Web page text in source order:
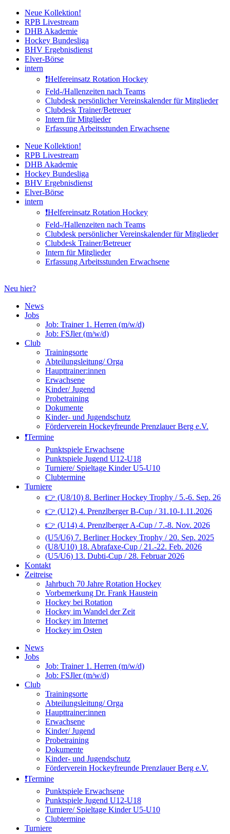
Zum
Inhalt
springen
Neue Kollektion!
RPB Livestream
DHB Akademie
Hockey Bundesliga
BHV Ergebnisdienst
Elver-Börse
intern
❗️Helfereinsatz Rotation Hockey
Feld-/Hallenzeiten nach Teams
Clubdesk persönlicher Vereinskalender für Mitglieder
Clubdesk Trainer/Betreuer
Intern für Mitglieder
Erfassung Arbeitsstunden Erwachsene
Neue Kollektion!
RPB Livestream
DHB Akademie
Hockey Bundesliga
BHV Ergebnisdienst
Elver-Börse
intern
❗️Helfereinsatz Rotation Hockey
Feld-/Hallenzeiten nach Teams
Clubdesk persönlicher Vereinskalender für Mitglieder
Clubdesk Trainer/Betreuer
Intern für Mitglieder
Erfassung Arbeitsstunden Erwachsene
Neu hier?
News
Jobs
Job: Trainer 1. Herren (m/w/d)
Job: FSJler (m/w/d)
Club
Trainingsorte
Abteilungsleitung/ Orga
Haupttrainer:innen
Erwachsene
Kinder/ Jugend
Probetraining
Dokumente
Kinder- und Jugendschutz
Förderverein Hockeyfreunde Prenzlauer Berg e.V.
❗️Termine
Punktspiele Erwachsene
Punktspiele Jugend U12-U18
Turniere/ Spieltage Kinder U5-U10
Clubtermine
Turniere
👉 (U8/10) 8. Berliner Hockey Trophy / 5.-6. Sep. 26
👉 (U12) 4. Prenzlberger B-Cup / 31.10-1.11.2026
👉 (U14) 4. Prenzlberger A-Cup / 7.-8. Nov. 2026
(U5/U6) 7. Berliner Hockey Trophy / 20. Sep. 2025
(U8/U10) 18. Abrafaxe-Cup / 21.-22. Feb. 2026
(U5/U6) 13. Dubti-Cup / 28. Februar 2026
Kontakt
Zeitreise
Jahrbuch 70 Jahre Rotation Hockey
Vorbemerkung Dr. Frank Haustein
Hockey bei Rotation
Hockey im Wandel der Zeit
Hockey im Internet
Hockey im Osten
News
Jobs
Job: Trainer 1. Herren (m/w/d)
Job: FSJler (m/w/d)
Club
Trainingsorte
Abteilungsleitung/ Orga
Haupttrainer:innen
Erwachsene
Kinder/ Jugend
Probetraining
Dokumente
Kinder- und Jugendschutz
Förderverein Hockeyfreunde Prenzlauer Berg e.V.
❗️Termine
Punktspiele Erwachsene
Punktspiele Jugend U12-U18
Turniere/ Spieltage Kinder U5-U10
Clubtermine
Turniere